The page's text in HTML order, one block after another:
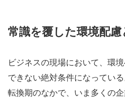
常識を覆した環境配
ビジネスの現場において、環
できない絶対条件になってい
転換期のなかで、いま多くの